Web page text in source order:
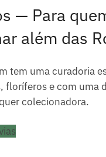
— Para
além das
tem uma curadoria
floríferos e com uma
colecionadora.